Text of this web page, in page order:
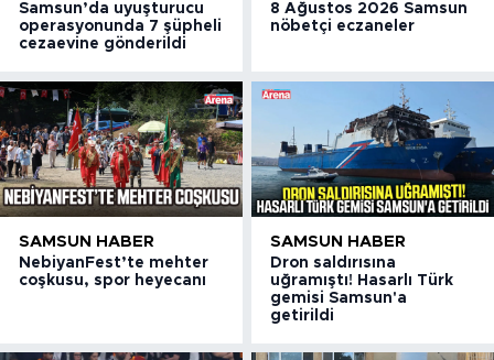
Samsun’da uyuşturucu
operasyonunda 7 şüpheli
cezaevine gönderildi
8 Ağustos 2026 Samsun
nöbetçi eczaneler
SAMSUN HABER
NebiyanFest’te mehter
coşkusu, spor heyecanı
SAMSUN HABER
Dron saldırısına
uğramıştı! Hasarlı Türk
gemisi Samsun'a
getirildi